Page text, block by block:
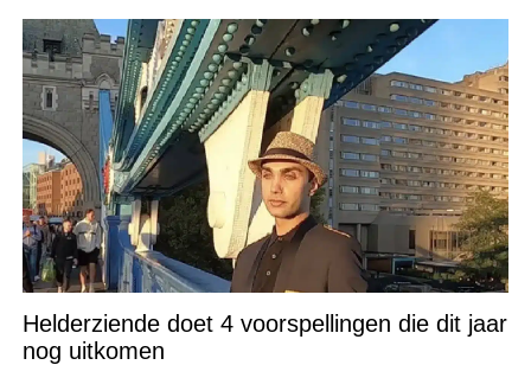
Helderziende doet 4 voorspellingen die dit jaar
nog uitkomen